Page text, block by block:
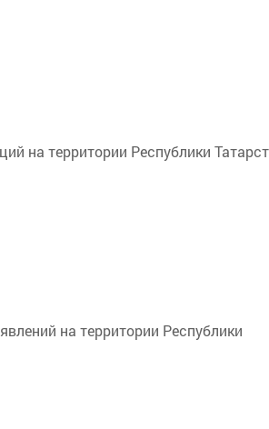
на территории Республики
на территории Республики